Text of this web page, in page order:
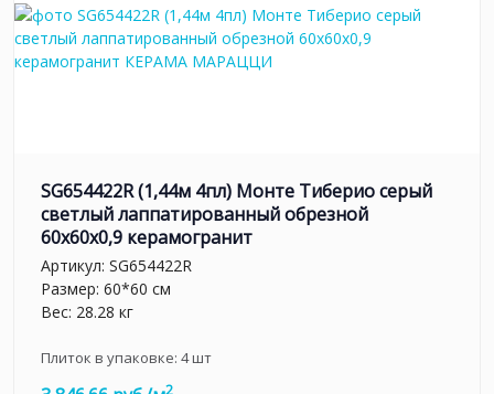
SG654422R (1,44м 4пл) Монте Тиберио серый
светлый лаппатированный обрезной
60x60x0,9 керамогранит
Артикул: SG654422R
Размер: 60*60 см
Вес: 28.28 кг
Плиток в упаковке: 4шт
2